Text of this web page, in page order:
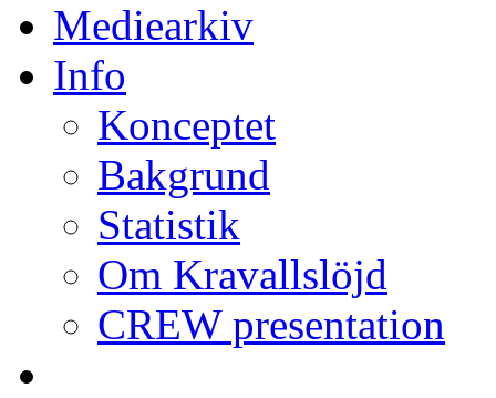
Mediearkiv
Info
Konceptet
Bakgrund
Statistik
Om Kravallslöjd
CREW presentation